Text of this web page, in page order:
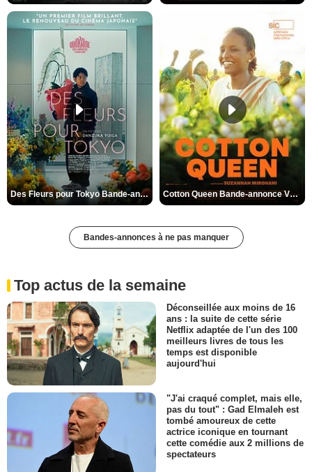
Des Fleurs pour Tokyo Bande-annonce VO STFR Cotton Queen Bande-annonce VO STFR
Bandes-annonces à ne pas manquer
Top actus de la semaine
Déconseillée aux moins de 16
ans : la suite de cette série
Netflix adaptée de l'un des 100
meilleurs livres de tous les
temps est disponible
aujourd'hui
"J'ai craqué complet, mais elle,
pas du tout" : Gad Elmaleh est
tombé amoureux de cette
actrice iconique en tournant
cette comédie aux 2 millions de
spectateurs